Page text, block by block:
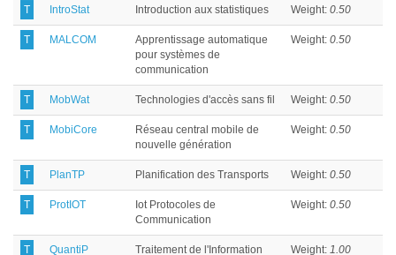
T IntroStat Introduction aux statistiques Weight: 0.50
T MALCOM
Apprentissage automatique
pour systèmes de
communication
Weight: 0.50
T MobWat Technologies d'accès sans fil Weight: 0.50
T MobiCore
Réseau central mobile de
nouvelle génération
Weight: 0.50
T PlanTP Planification des Transports Weight: 0.50
T ProtIOT
Iot Protocoles de
Communication
Weight: 0.50
T QuantiP
Traitement de l'Information
Weight: 1.00